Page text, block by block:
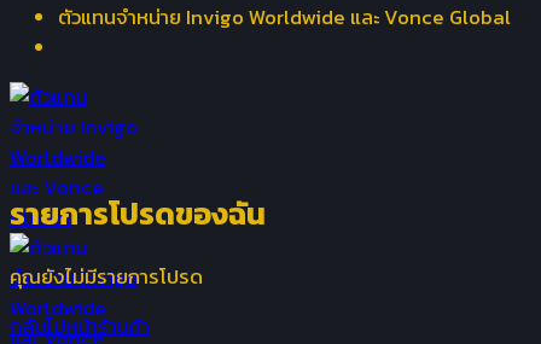
ตัวแทนจำหน่าย Invigo Worldwide และ Vonce Global
รายการโปรดของฉัน
คุณยังไม่มีรายการโปรด
กลับไปหน้าร้านค้า